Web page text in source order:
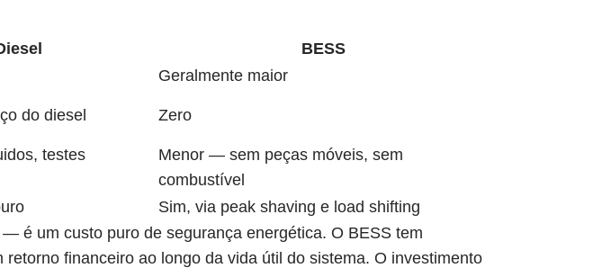
BESS
Geralmente maior
do diesel Zero
testes
Menor — sem peças móveis, sem
combustível
Sim, via peak shaving e load shifting
é um custo puro de segurança energética. O BESS tem
financeiro ao longo da vida útil do sistema. O investimento